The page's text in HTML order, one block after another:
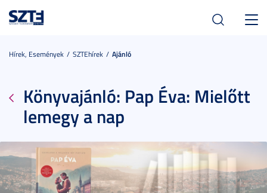
Hírek, Események SZTEhírek Ajánló
Könyvajánló: Pap Éva: Mielőtt
lemegy a nap